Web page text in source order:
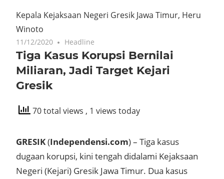
Kepala Kejaksaan Negeri Gresik Jawa Timur, Heru
Winoto
11/12/2020 Headline
Tiga Kasus Korupsi Bernilai
Miliaran, Jadi Target Kejari
Gresik
70 total views , 1 views today
GRESIK(Independensi.com) – Tiga kasus
dugaan korupsi, kini tengah didalami Kejaksaan
Negeri (Kejari) Gresik Jawa Timur. Dua kasus